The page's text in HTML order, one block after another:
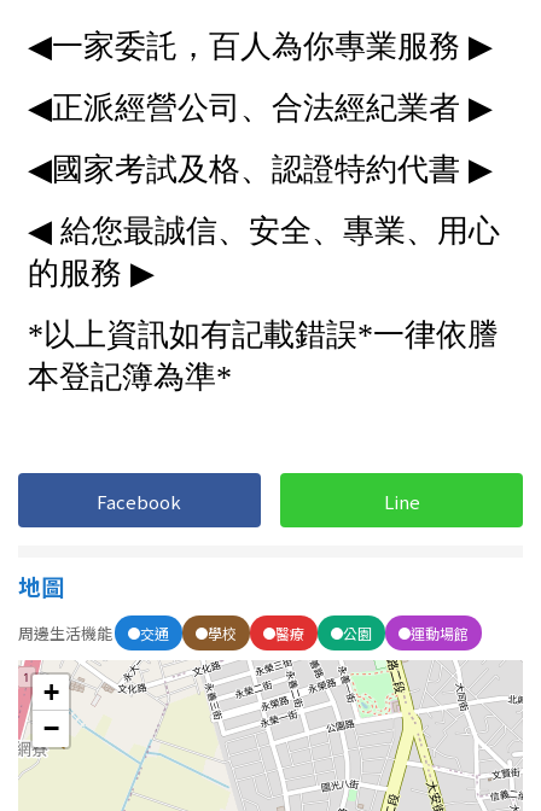
Facebook Line
地圖
周邊生活機能 交通 學校 醫療 公園 運動場館
+
−